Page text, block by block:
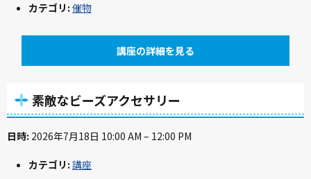
カテゴリ: 催物
講座の詳細を見る
素敵なビーズアクセサリー
日時: 2026年7月18日 10:00 AM – 12:00 PM
カテゴリ: 講座